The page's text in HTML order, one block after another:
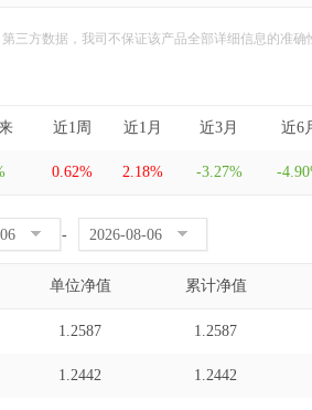
三方数据，我司不保证该产品全部详细信息的准
近1周 近1月 近3月 近6
0.62% 2.18% -3.27% -
-
单位净值 累计净值
1.2587 1.2587
1.2442 1.2442